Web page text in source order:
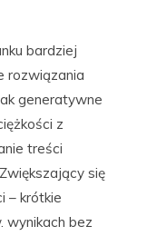
bardziej
rozwiązania
generatywne
z
treści
się
– krótkie
wynikach bez